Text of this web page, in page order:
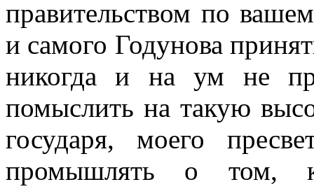
правительством по
и самого Годунова
никогда и на ум не
помыслить на такую
государя, моего
промышлять о том,